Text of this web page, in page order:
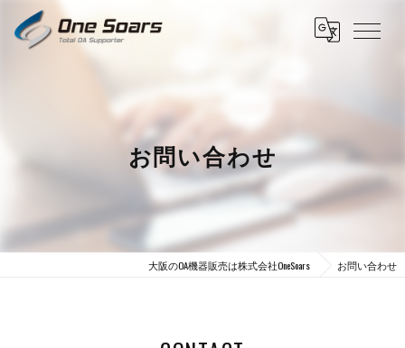
お問い合わせ
大阪のOA機器販売は株式会社OneSoars お問い合わせ